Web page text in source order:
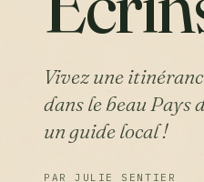
Vivez une
dans le beau
un guide local !
PAR JULIE SENTIER